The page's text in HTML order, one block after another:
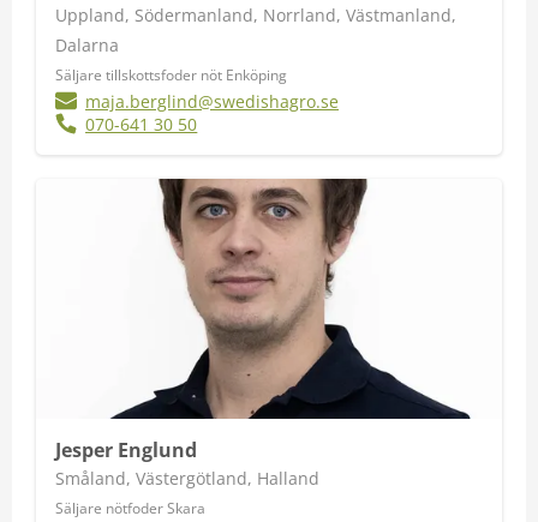
Uppland, Södermanland, Norrland, Västmanland,
Dalarna
Säljare tillskottsfoder nöt Enköping
maja.berglind@swedishagro.se
070-641 30 50
Jesper Englund
Småland, Västergötland, Halland
Säljare nötfoder Skara